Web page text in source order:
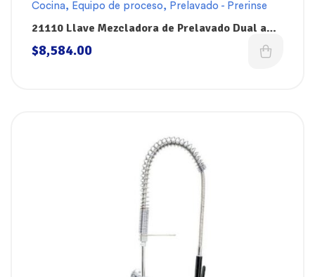
Cocina, Equipo de proceso, Prelavado - Prerinse
21110 Llave Mezcladora de Prelavado Dual a
Cubierta de 36″ FISHER Prerinse
$8,584.00